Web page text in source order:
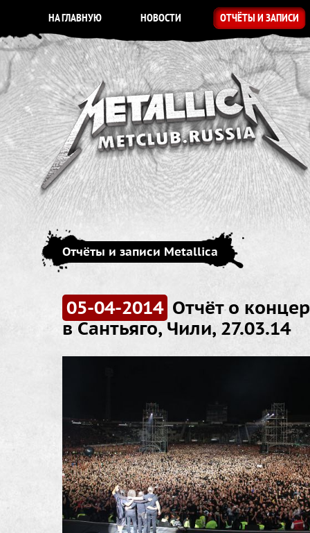
НА ГЛАВНУЮ НОВОСТИ ОТЧЁТЫ И ЗАПИСИ
Отчёты и записи Metallica
05-04-2014 Отчёт о
в Сантьяго, Чили, 27.03.14